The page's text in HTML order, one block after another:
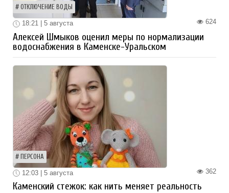
ОТКЛЮЧЕНИЕ ВОДЫ
624
18:21 | 5 августа
Алексей Шмыков оценил меры по нормализации
водоснабжения в Каменске-Уральском
ПЕРСОНА
362
12:03 | 5 августа
Каменский стежок: как нить меняет реальность